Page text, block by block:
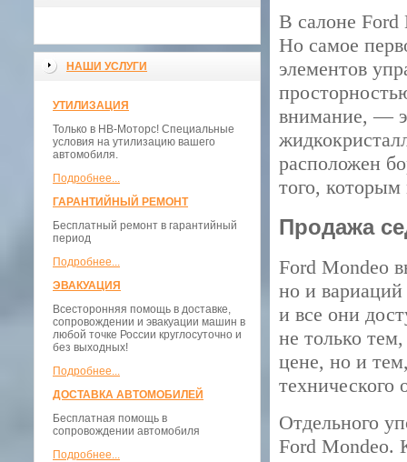
НАШИ УСЛУГИ
УТИЛИЗАЦИЯ
Только в НВ-Моторс! Специальные
условия на утилизацию вашего
автомобиля.
Подробнее...
ГАРАНТИЙНЫЙ РЕМОНТ
Бесплатный ремонт в гарантийный
период
Подробнее...
ЭВАКУАЦИЯ
Всесторонняя помощь в доставке,
сопровождении и эвакуации машин в
любой точке России круглосуточно и
без выходных!
Подробнее...
ДОСТАВКА АВТОМОБИЛЕЙ
Бесплатная помощь в
сопровождении автомобиля
Подробнее...
В салоне
Но самое
элементов
внимание, —
расположен
того, которым
Продажа
Ford Mondeo
но и вариаций
и все они
не только
цене, но и
технического
Отдельного
Ford Mondeo.